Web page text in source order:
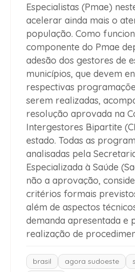
Especialistas (Pmae)
acelerar ainda mais o
população. Como
componente do Pmae
adesão dos gestores de
municípios, que devem
respectivas
serem realizadas,
resolução aprovada na
Intergestores Bipartite
estado. Todas as
analisadas pela
Especializada à Saúde
não a aprovação,
critérios formais
além de aspectos
demanda apresentada e
realização de
brasil agora sudoeste